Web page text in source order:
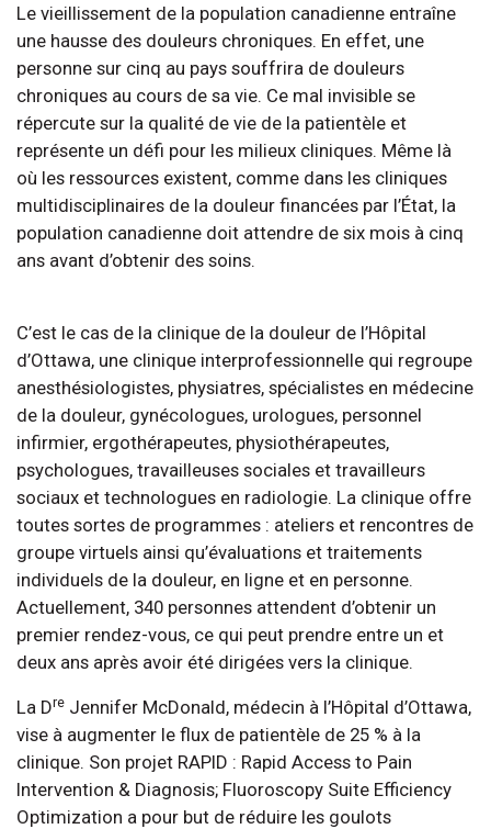
Le vieillissement de la population canadienne entraîne
une hausse des douleurs chroniques. En effet, une
personne sur cinq au pays souffrira de douleurs
chroniques au cours de sa vie. Ce mal invisible se
répercute sur la qualité de vie de la patientèle et
représente un défi pour les milieux cliniques. Même là
où les ressources existent, comme dans les cliniques
multidisciplinaires de la douleur financées par l’État, la
population canadienne doit attendre de six mois à cinq
ans avant d’obtenir des soins.
C’est le cas de la clinique de la douleur de l’Hôpital
d’Ottawa, une clinique interprofessionnelle qui regroupe
anesthésiologistes, physiatres, spécialistes en médecine
de la douleur, gynécologues, urologues, personnel
infirmier, ergothérapeutes, physiothérapeutes,
psychologues, travailleuses sociales et travailleurs
sociaux et technologues en radiologie. La clinique offre
toutes sortes de programmes : ateliers et rencontres de
groupe virtuels ainsi qu’évaluations et traitements
individuels de la douleur, en ligne et en personne.
Actuellement, 340 personnes attendent d’obtenir un
premier rendez-vous, ce qui peut prendre entre un et
deux ans après avoir été dirigées vers la clinique.
La Dre Jennifer McDonald, médecin à l’Hôpital d’Ottawa,
vise à augmenter le flux de patientèle de 25 % à la
clinique. Son projet RAPID : Rapid Access to Pain
Intervention & Diagnosis; Fluoroscopy Suite Efficiency
Optimization a pour but de réduire les goulots